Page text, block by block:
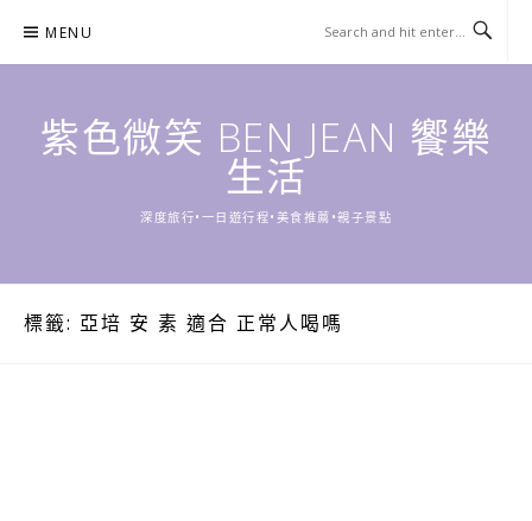
content
MENU
紫色微笑 BEN JEAN 饗樂
生活
深度旅行•一日遊行程•美食推薦•親子景點
標籤: 亞培 安 素 適合 正常人喝嗎